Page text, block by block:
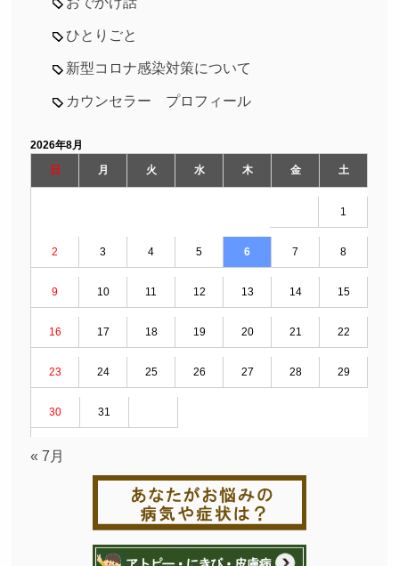
ひとりごと
新型コロナ感染対策について
カウンセラー プロフィール
2026年8月
日
月 火 水 木 金 土
1
2 3 4 5 6 7 8
9 10 11 12 13 14 15
16 17 18 19 20 21 22
23 24 25 26 27 28 29
30 31
« 7月